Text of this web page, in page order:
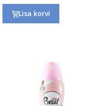
Lisa korvi